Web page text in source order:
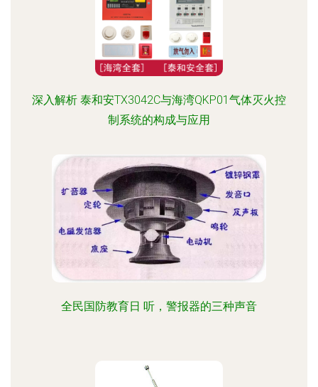
深入解析 泰和安TX3042C与海湾QKP01气体灭火控
制系统的构成与应用
全民国防教育日 听，警报器的三种声音